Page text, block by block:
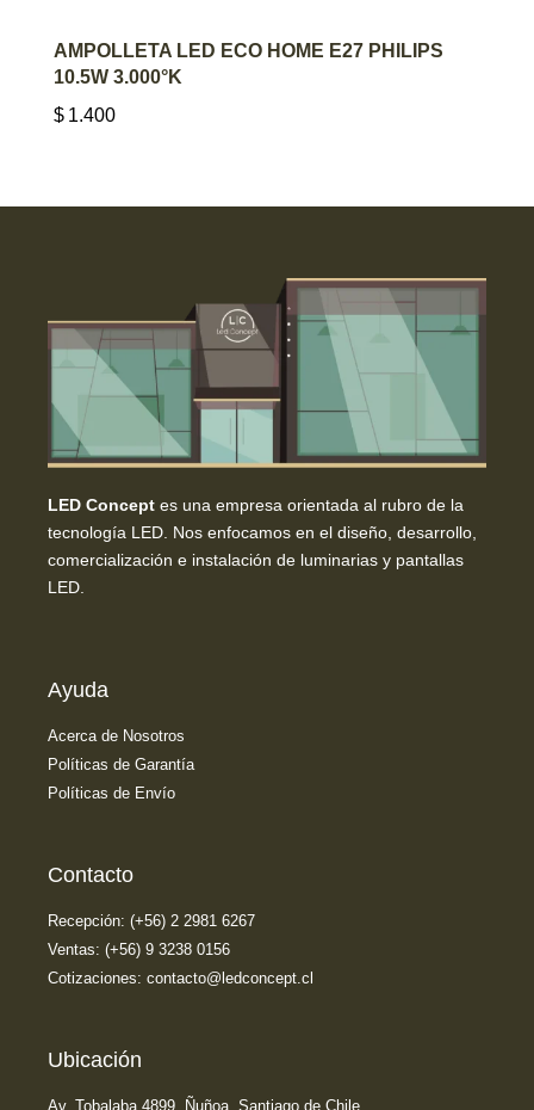
AGREGAR AL CARRITO
AMPOLLETA LED ECO HOME E27 PHILIPS
10.5W 3.000°K
$ 1.400
LED Concept es una empresa orientada al rubro de la
tecnología LED. Nos enfocamos en el diseño, desarrollo,
comercialización e instalación de luminarias y pantallas
LED.
Ayuda
Acerca de Nosotros
Políticas de Garantía
Políticas de Envío
Contacto
Recepción: (+56) 2 2981 6267
Ventas: (+56) 9 3238 0156
Cotizaciones: contacto@ledconcept.cl
Ubicación
Av. Tobalaba 4899, Ñuñoa. Santiago de Chile.